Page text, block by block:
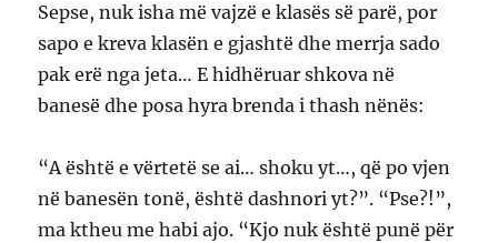
Sepse, nuk isha më vajzë e klasës së parë, por
sapo e kreva klasën e gjashtë dhe merrja sado
pak erë nga jeta… E hidhëruar shkova në
banesë dhe posa hyra brenda i thash nënës:
“A është e vërtetë se ai… shoku yt…, që po vjen
në banesën tonë, është dashnori yt?”. “Pse?!”,
ma ktheu me habi ajo. “Kjo nuk është punë për